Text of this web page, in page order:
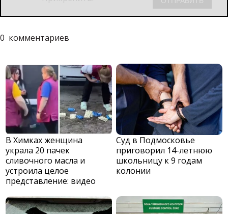
0 комментариев
В Химках женщина
украла 20 пачек
сливочного масла и
устроила целое
представление: видео
Суд в Подмосковье
приговорил 14-летнюю
школьницу к 9 годам
колонии